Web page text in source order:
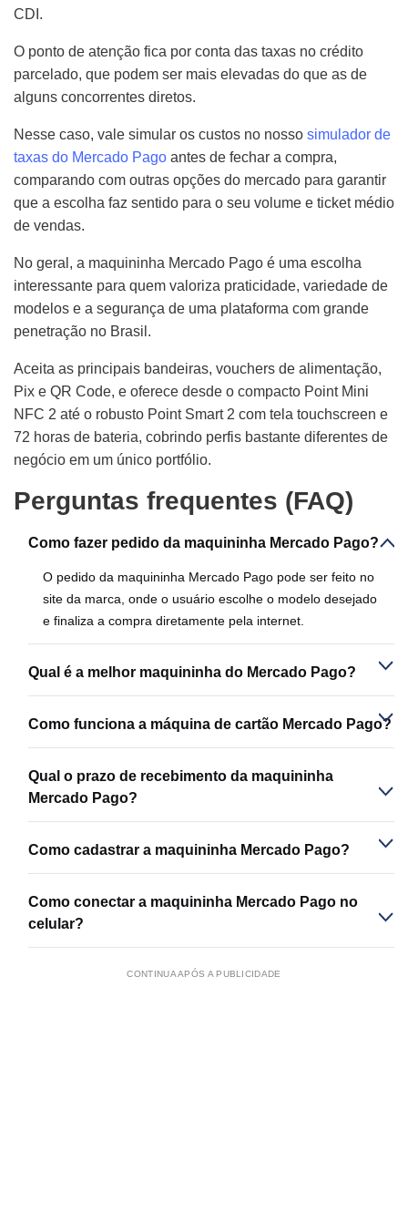
CDI.
O ponto de atenção fica por conta das taxas no crédito
parcelado, que podem ser mais elevadas do que as de
alguns concorrentes diretos.
Nesse caso, vale simular os custos no nosso simulador de
taxas do Mercado Pago antes de fechar a compra,
comparando com outras opções do mercado para garantir
que a escolha faz sentido para o seu volume e ticket médio
de vendas.
No geral, a maquininha Mercado Pago é uma escolha
interessante para quem valoriza praticidade, variedade de
modelos e a segurança de uma plataforma com grande
penetração no Brasil.
Aceita as principais bandeiras, vouchers de alimentação,
Pix e QR Code, e oferece desde o compacto Point Mini
NFC 2 até o robusto Point Smart 2 com tela touchscreen e
72 horas de bateria, cobrindo perfis bastante diferentes de
negócio em um único portfólio.
Perguntas frequentes (FAQ)
Como fazer pedido da maquininha Mercado Pago?
O pedido da maquininha Mercado Pago pode ser feito no
site da marca, onde o usuário escolhe o modelo desejado
e finaliza a compra diretamente pela internet.
Qual é a melhor maquininha do Mercado Pago?
Como funciona a máquina de cartão Mercado Pago?
Qual o prazo de recebimento da maquininha
Mercado Pago?
Como cadastrar a maquininha Mercado Pago?
Como conectar a maquininha Mercado Pago no
celular?
CONTINUA APÓS A PUBLICIDADE